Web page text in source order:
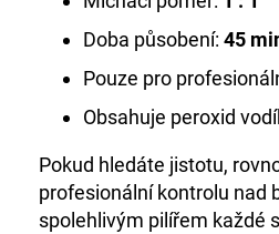
Doba působení: 45
Pouze pro
Obsahuje peroxid
Pokud hledáte jistotu,
profesionální kontrolu nad
spolehlivým pilířem každé